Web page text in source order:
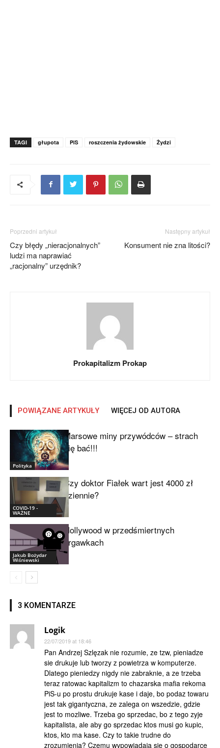
TAGI głupota PiS roszczenia żydowskie Żydzi
Poprzedni artykuł
Czy błędy „nieracjonalnych”
ludzi ma naprawiać
„racjonalny” urzędnik?
Następny artykuł
Konsument nie zna litości?
Prokapitalizm Prokap
POWIĄZANE ARTYKUŁY WIĘCEJ OD AUTORA
Polityka
Marsowe miny przywódców – strach
się bać!!!
COVID-19 -
WAŻNE
Czy doktor Fiałek wart jest 4000 zł
dziennie?
Jakub Bożydar
Wiśniewski
Hollywood w przedśmiertnych
drgawkach
3 KOMENTARZE
Logik
22/07/2019 at 18:46
Pan Andrzej Szlęzak nie rozumie, ze tzw, pieniadze
sie drukuje lub tworzy z powietrza w komputerze.
Dlatego pieniedzy nigdy nie zabraknie, a ze trzeba
teraz ratowac kapitalizm to chazarska mafia rekoma
PiS-u po prostu drukuje kase i daje, bo podaz towaru
jest tak gigantyczna, ze zalega on wszedzie, gdzie
jest to mozliwe. Trzeba go sprzedac, bo z tego zyje
kapitalista, ale aby go sprzedac ktos musi go kupic,
ktos, kto ma kase. Czy to takie trudne do
zrozumienia? Czemu wypowiadaja sie o gospodarce